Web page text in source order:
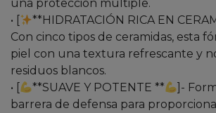
una protección múltiple.
• [
**HIDRATACIÓN RICA EN
Con cinco tipos de ceramidas, esta
piel con una textura refrescante y
residuos blancos.
• [
**SUAVE Y POTENTE **
]-
barrera de defensa para